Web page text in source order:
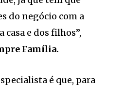
do negócio com a
e dos filhos”,
Família.
é que, para